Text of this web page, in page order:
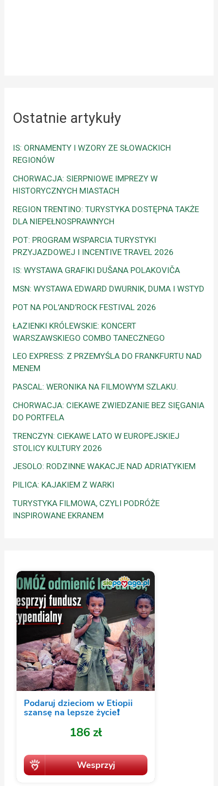
Ostatnie artykuły
IS: ORNAMENTY I WZORY ZE SŁOWACKICH
REGIONÓW
CHORWACJA: SIERPNIOWE IMPREZY W
HISTORYCZNYCH MIASTACH
REGION TRENTINO: TURYSTYKA DOSTĘPNA TAKŻE
DLA NIEPEŁNOSPRAWNYCH
POT: PROGRAM WSPARCIA TURYSTYKI
PRZYJAZDOWEJ I INCENTIVE TRAVEL 2026
IS: WYSTAWA GRAFIKI DUŠANA POLAKOVIČA
MSN: WYSTAWA EDWARD DWURNIK, DUMA I WSTYD
POT NA POL’AND’ROCK FESTIVAL 2026
ŁAZIENKI KRÓLEWSKIE: KONCERT
WARSZAWSKIEGO COMBO TANECZNEGO
LEO EXPRESS: Z PRZEMYŚLA DO FRANKFURTU NAD
MENEM
PASCAL: WERONIKA NA FILMOWYM SZLAKU.
CHORWACJA: CIEKAWE ZWIEDZANIE BEZ SIĘGANIA
DO PORTFELA
TRENCZYN: CIEKAWE LATO W EUROPEJSKIEJ
STOLICY KULTURY 2026
JESOLO: RODZINNE WAKACJE NAD ADRIATYKIEM
PILICA: KAJAKIEM Z WARKI
TURYSTYKA FILMOWA, CZYLI PODRÓŻE
INSPIROWANE EKRANEM